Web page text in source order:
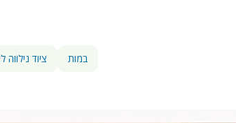
ציוד נילווה במות